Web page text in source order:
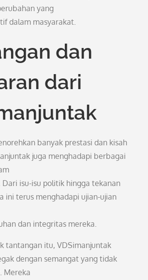
yang
dalam masyarakat.
dan
dari
banyak prestasi dan kisah
juga menghadapi berbagai
Dari isu-isu politik hingga tekanan
ini terus menghadapi ujian-ujian
dan integritas mereka.
tantangan itu, VDSimanjuntak
dengan semangat yang tidak
Mereka